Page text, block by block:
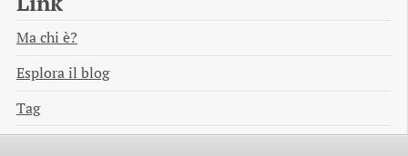
Ma chi è?
Esplora il blog
Tag